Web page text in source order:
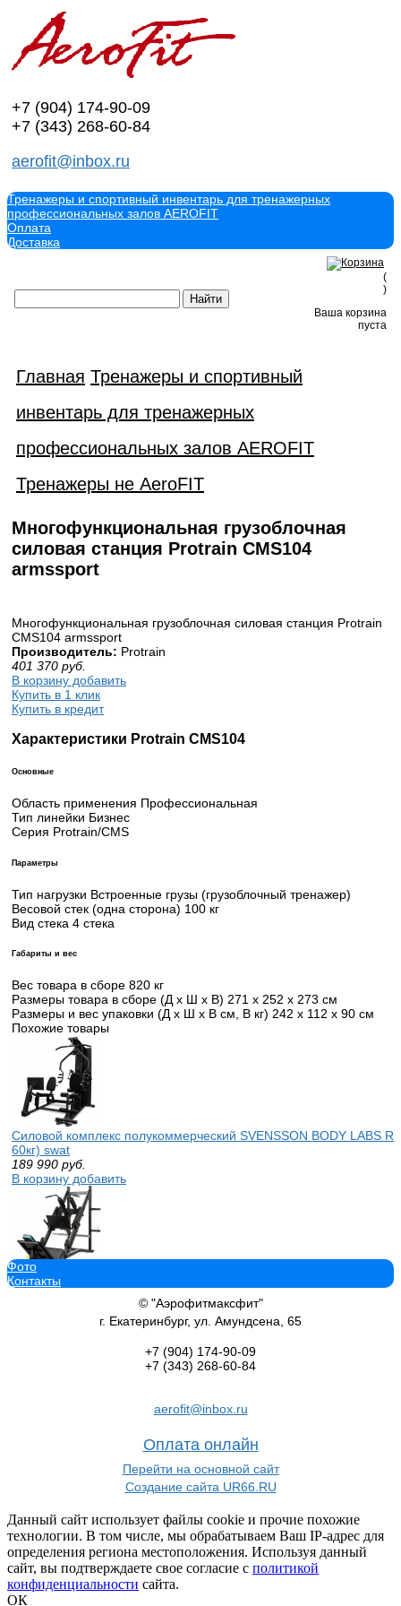
+7 (904) 174-90-09
+7 (343) 268-60-84
aerofit@inbox.ru
Тренажеры и спортивный инвентарь для тренажерных
профессиональных залов AEROFIT
Оплата
Доставка
(
)
Ваша корзина
пуста
Главная Тренажеры и спортивный
инвентарь для тренажерных
профессиональных залов AEROFIT
Тренажеры не AeroFIT
Многофункциональная грузоблочная
силовая станция Protrain CMS104
armssport
Многофункциональная грузоблочная силовая станция Protrain
CMS104 armssport
Производитель: Protrain
401 370 руб.
В корзину добавить
Купить в 1 клик
Купить в кредит
Характеристики Protrain CMS104
Основные
Область применения Профессиональная
Тип линейки Бизнес
Серия Protrain/CMS
Параметры
Тип нагрузки Встроенные грузы (грузоблочный тренажер)
Весовой стек (одна сторона) 100 кг
Вид стека 4 стека
Габариты и вес
Вес товара в сборе 820 кг
Размеры товара в сборе (Д x Ш x В) 271 х 252 х 273 см
Размеры и вес упаковки (Д x Ш x В см, В кг) 242 х 112 х 90 см
Похожие товары
Силовой комплекс полукоммерческий SVENSSON BODY LABS
60кг) swat
189 990 руб.
В корзину добавить
Профессиональный тренажер Жим ногами / Гакк-присед
В корзину добавить
Беговая дорожка CardioPower Masters 5 с электронным углом
спортдоставка
129 990 руб.
В корзину добавить
Фото
Контакты
© "Аэрофитмаксфит"
г. Екатеринбург, ул. Амундсена, 65
+7 (904) 174-90-09
+7 (343) 268-60-84
aerofit@inbox.ru
Оплата онлайн
Перейти на основной сайт
Создание сайта UR66.RU
Данный сайт использует файлы cookie и прочие похожие
технологии. В том числе, мы обрабатываем Ваш IP-адрес для
определения региона местоположения. Используя данный
сайт, вы подтверждаете свое согласие с политикой
конфиденциальности сайта.
ОК